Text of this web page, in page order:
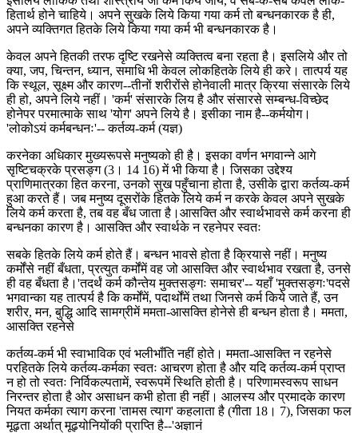
हितार्थ होने चाहिये। अपने सुखके लिये किया गया कर्म तो बन्धनकारक है ही,
अपने व्यक्तिगत हितके लिये किया गया कर्म भी बन्धनकारक है।
केवल अपने हितकी तरफ दृष्टि रखनेसे व्यक्तित्व बना रहता है। इसलिये और तो
क्या, जप, चिन्तन, ध्यान, समाधि भी केवल लोकहितके लिये ही करे। तात्पर्य यह
कि स्थूल, सूक्ष्म और कारण--तीनों शरीरोंसे होनेवाली मात्र क्रिया संसारके लिये
ही हो, अपने लिये नहीं। 'कर्म' संसारके लिय है और संसारसे सम्बन्ध-विच्छेद
होनेपर परमात्माके साथ 'योग' अपने लिये है। इसीका नाम है--कर्मयोग।
'लोकोऽयं कर्मबन्धनः'-- कर्तव्य-कर्म (यज्ञ)
करनेका अधिकार मुख्यरूपसे मनुष्यको ही है। इसका वर्णन भगवान्ने आगे
सृष्टिचक्रके प्रसङ्ग (3। 14 16) में भी किया है। जिसका उद्देश्य
प्राणिमात्रका हित करना, उनको सुख पहुँचाना होता है, उसीके द्वारा कर्तव्य-कर्म
हुआ करते हैं। जब मनुष्य दूसरोंके हितके लिये कर्म न करके केवल अपने सुखके
लिये कर्म करता है, तब वह बँध जाता है।आसक्ति और स्वार्थभावसे कर्म करना ही
बन्धनका कारण है। आसक्ति और स्वार्थके न रहनेपर स्वतः
सबके हितके लिये कर्म होते हैं। बन्धन भावसे होता है क्रियासे नहीं। मनुष्य
कर्मोंसे नहीं बँधता, प्रत्युत कर्मोंमें वह जो आसक्ति और स्वार्थभाव रखता है, उनसे
ही वह बँधता है।'तदर्थं कर्म कौन्तेय मुक्तसङ्गः समाचर'-- यहाँ 'मुक्तसङ्गः'पदसे
भगवान्का यह तात्पर्य है कि कर्मोंमें, पदार्थोंमें तथा जिनसे कर्म किये जाते हैं, उन
शरीर, मन, बुद्धि आदि सामग्रीमें ममता-आसक्ति होनेसे ही बन्धन होता है। ममता,
आसक्ति रहनेसे
कर्तव्य-कर्म भी स्वाभाविक एवं भलीभाँति नहीं होते। ममता-आसक्ति न रहनेसे
परहितके लिये कर्तव्य-कर्मका स्वतः आचरण होता है और यदि कर्तव्य-कर्म प्राप्त
न हो तो स्वतः निर्विकल्पतामें, स्वरूपमें स्थिति होती है। परिणामस्वरूप साधन
निरन्तर होता है ओर असाधन कभी होता ही नहीं। आलस्य और प्रमादके कारण
नियत कर्मका त्याग करना 'तामस त्याग' कहलाता है (गीता 18। 7), जिसका फल
मूढ़ता अर्थात् मूढ़योनियोंकी प्राप्ति है--'अज्ञानं